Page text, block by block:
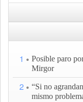
1
Posible paro
Mirgor
2
“Si no
mismo